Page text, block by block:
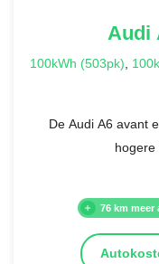
Audi
100kWh (503pk),
De Audi A6 avant
76 km meer